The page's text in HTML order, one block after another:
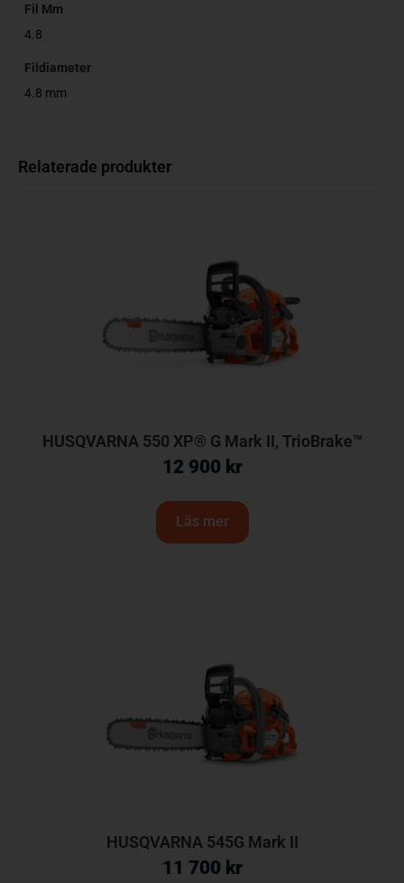
Fil Mm
4.8
Fildiameter
4.8 mm
Relaterade produkter
HUSQVARNA 550 XP® G Mark II, TrioBrake™
12 900 kr
Läs mer
HUSQVARNA 545G Mark II
11 700 kr